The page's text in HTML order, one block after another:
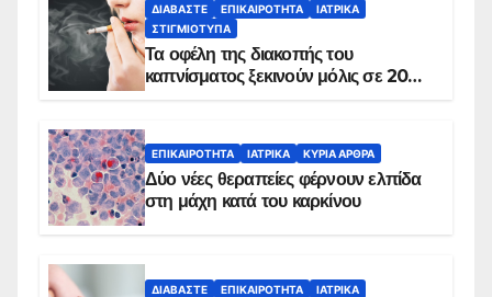
ΔΙΑΒΆΣΤΕ ΕΠΙΚΑΙΡΌΤΗΤΑ
ΙΑΤΡΙΚΆ
ΣΤΙΓΜΙΌΤΥΠΑ
Τα οφέλη της διακοπής του
καπνίσματος ξεκινούν μόλις σε 20
ΕΠΙΚΑΙΡΌΤΗΤΑ ΙΑΤΡΙΚΆ ΚΥΡΙΑ ΑΡΘΡΑ
Δύο νέες θεραπείες φέρνουν ελπίδα
στη μάχη κατά του καρκίνου
ΔΙΑΒΆΣΤΕ ΕΠΙΚΑΙΡΌΤΗΤΑ
ΙΑΤΡΙΚΆ